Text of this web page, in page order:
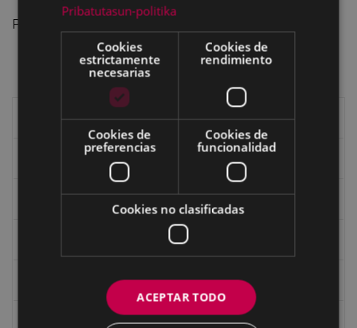
Para servirlos se adornan con unos triángulos de pan.
Historia de Eibar
Caseríos y valles
Los mojones o ‘mugarris’ de Eibar
Patrimonio de Eibar
Edificios de Eibar en 360º
Pribatutasun-politika
Cookies
estrictamente
necesarias
Cookies de
rendimiento
Cookies de
preferencias
Cookies de
funcionalidad
Cookies no clasificadas
ACEPTAR TODO